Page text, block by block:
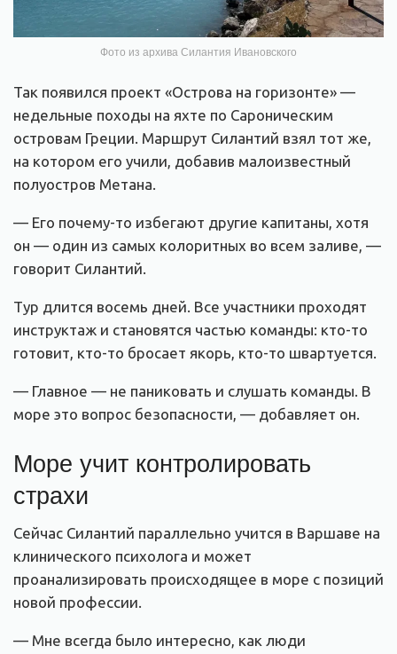
Фото из архива Силантия Ивановского
Так появился проект «Острова на горизонте» —
недельные походы на яхте по Сароническим
островам Греции. Маршрут Силантий взял тот же,
на котором его учили, добавив малоизвестный
полуостров Метана.
— Его почему-то избегают другие капитаны, хотя
он — один из самых колоритных во всем заливе, —
говорит Силантий.
Тур длится восемь дней. Все участники проходят
инструктаж и становятся частью команды: кто-то
готовит, кто-то бросает якорь, кто-то швартуется.
— Главное — не паниковать и слушать команды. В
море это вопрос безопасности, — добавляет он.
Море учит контролировать
страхи
Сейчас Силантий параллельно учится в Варшаве на
клинического психолога и может
проанализировать происходящее в море с позиций
новой профессии.
— Мне всегда было интересно, как люди